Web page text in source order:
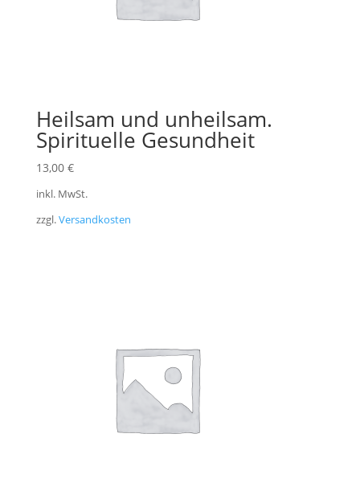
Heilsam und unheilsam.
Spirituelle Gesundheit
13,00 €
inkl. MwSt.
zzgl.Versandkosten